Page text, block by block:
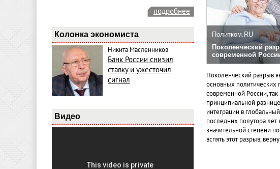
подробнее
Колонка экономиста
Никита Масленников
Банк России снизил
ставку и ужесточил
сигнал
Видео
Политком.RU
Поколенческий
современной
Поколенческий разрыв
основных политических
современной России, так
принципиальной
интеграции в
последних полутора лет
значительной степени
вспять этот разрыв,